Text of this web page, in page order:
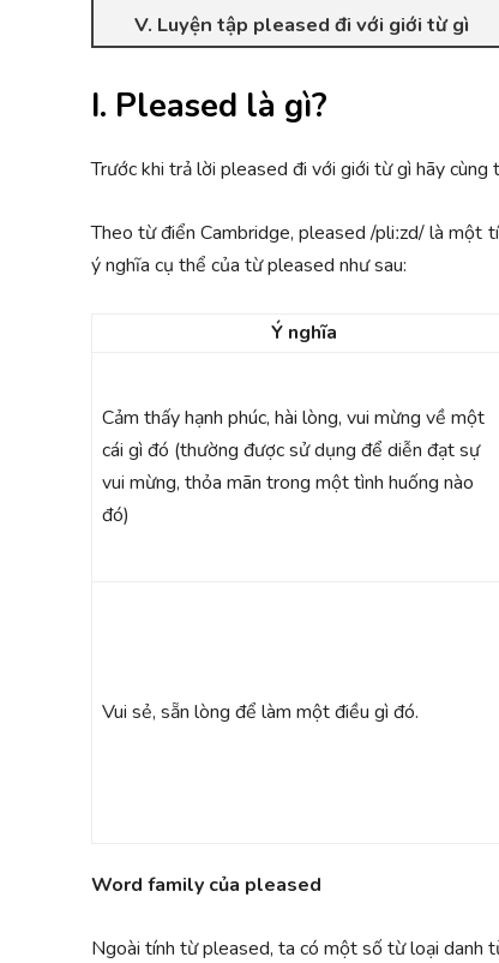
V. Luyện tập pleased đi với giới từ gì
I. Pleased là gì?
Trước khi trả lời pleased đi với giới từ gì hãy cùng
Theo từ điển Cambridge, pleased /pliːzd/ là một
ý nghĩa cụ thể của từ pleased như sau:
Ý nghĩa
Cảm thấy hạnh phúc, hài lòng, vui mừng về một
cái gì đó (thường được sử dụng để diễn đạt sự
vui mừng, thỏa mãn trong một tình huống nào
đó)
Vui sẻ, sẵn lòng để làm một điều gì đó.
Word family của pleased
Ngoài tính từ pleased, ta có một số từ loại danh